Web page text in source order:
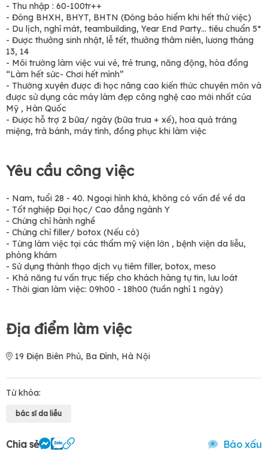
- Thu nhập : 60-100tr++
- Đóng BHXH, BHYT, BHTN (Đóng bảo hiểm khi hết thử việc)
- Du lịch, nghỉ mát, teambuilding, Year End Party… tiêu chuẩn 5*
- Được thưởng sinh nhật, lễ tết, thưởng thâm niên, lương tháng
13, 14
- Môi trường làm việc vui vẻ, trẻ trung, năng động, hòa đồng
“Làm hết sức- Chơi hết mình”
- Thường xuyên được đi học nâng cao kiến thức chuyên môn và
được sử dụng các máy làm đẹp công nghệ cao mới nhất của
Mỹ , Hàn Quốc
- Được hỗ trợ 2 bữa/ ngày (bữa trưa + xế), hoa quả tráng
miệng, trà bánh, máy tính, đồng phục khi làm việc
Yêu cầu công việc
- Nam, tuổi 28 - 40. Ngoại hình khá, không có vấn đề về da
- Tốt nghiệp Đại học/ Cao đẳng ngành Y
- Chứng chỉ hành nghề
- Chứng chỉ filler/ botox (Nếu có)
- Từng làm việc tại các thẩm mỹ viện lớn , bệnh viện da liễu,
phòng khám
- Sử dụng thành thạo dịch vụ tiêm filler, botox, meso
- Khả năng tư vấn trực tiếp cho khách hàng tự tin, lưu loát
- Thời gian làm việc: 09h00 - 18h00 (tuần nghỉ 1 ngày)
Địa điểm làm việc
19 Điện Biên Phủ, Ba Đình, Hà Nội
Từ khóa:
bác sĩ da liễu
Chia sẻ Báo xấu